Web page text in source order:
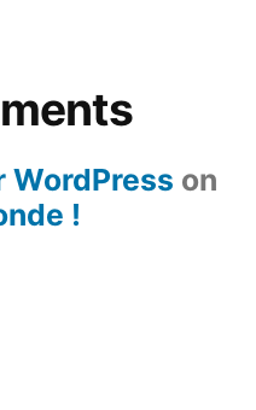
WordPress on
!